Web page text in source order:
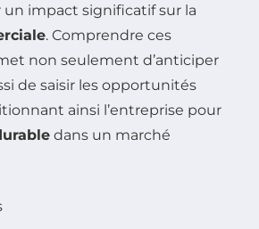
impact significatif sur la
. Comprendre ces
non seulement d’anticiper
de saisir les opportunités
ainsi l’entreprise pour
dans un marché